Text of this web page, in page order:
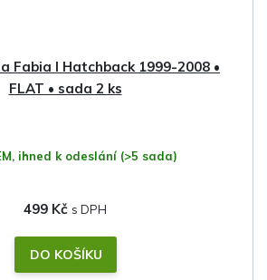
Fabia I Hatchback 1999-2008 •
FLAT • sada 2 ks
ihned k odeslání (>5 sada)
499 Kč
DO KOŠÍKU